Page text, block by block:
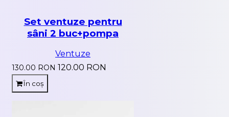
Set ventuze pentru
sâni 2 buc+pompa
Ventuze
130.00 RON 120.00 RON
În coș